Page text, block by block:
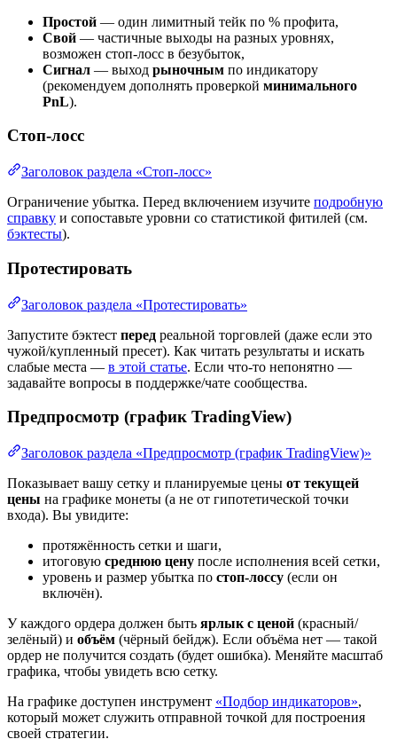
Простой — один лимитный тейк по % профита,
Свой — частичные выходы на разных уровнях,
возможен стоп-лосс в безубыток,
Сигнал — выход рыночным по индикатору
(рекомендуем дополнять проверкой минимального
PnL).
Стоп-лосс
Заголовок раздела «Стоп-лосс»
Ограничение убытка. Перед включением изучите подробную
справку и сопоставьте уровни со статистикой фитилей (см.
бэктесты).
Протестировать
Заголовок раздела «Протестировать»
Запустите бэктест перед реальной торговлей (даже если это
чужой/купленный пресет). Как читать результаты и искать
слабые места — в этой статье. Если что-то непонятно —
задавайте вопросы в поддержке/чате сообщества.
Предпросмотр (график TradingView)
Заголовок раздела «Предпросмотр (график TradingView)»
Показывает вашу сетку и планируемые цены от текущей
цены на графике монеты (а не от гипотетической точки
входа). Вы увидите:
протяжённость сетки и шаги,
итоговую среднюю цену после исполнения всей сетки,
уровень и размер убытка по стоп-лоссу (если он
включён).
У каждого ордера должен быть ярлык с ценой (красный/
зелёный) и объём (чёрный бейдж). Если объёма нет — такой
ордер не получится создать (будет ошибка). Меняйте масштаб
графика, чтобы увидеть всю сетку.
На графике доступен инструмент «Подбор индикаторов»,
который может служить отправной точкой для построения
своей стратегии.